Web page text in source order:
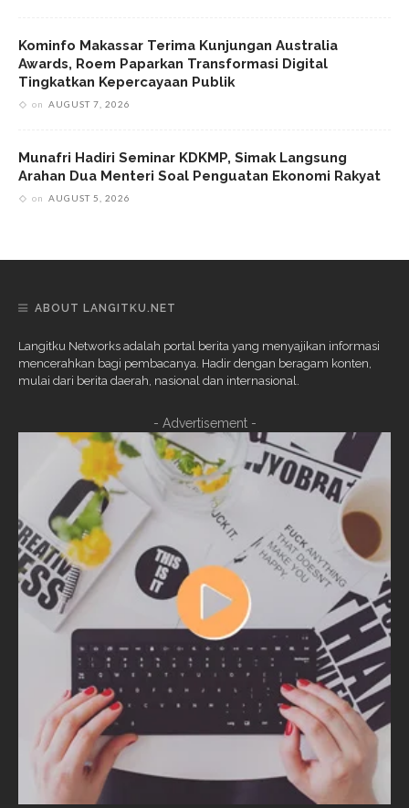
Kominfo Makassar Terima Kunjungan Australia
Awards, Roem Paparkan Transformasi Digital
Tingkatkan Kepercayaan Publik
on AUGUST 7, 2026
Munafri Hadiri Seminar KDKMP, Simak Langsung
Arahan Dua Menteri Soal Penguatan Ekonomi Rakyat
on AUGUST 5, 2026
ABOUT LANGITKU.NET
Langitku Networks adalah portal berita yang menyajikan informasi
mencerahkan bagi pembacanya. Hadir dengan beragam konten,
mulai dari berita daerah, nasional dan internasional.
- Advertisement -